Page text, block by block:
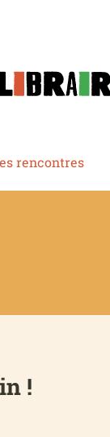
rencontres
!